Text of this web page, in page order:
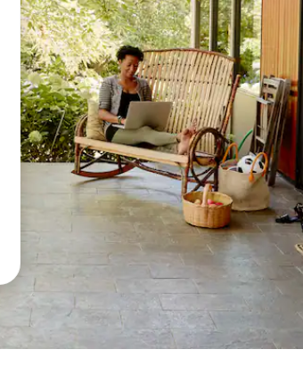
pomoću strelica nagore i nadolje, kao i da ih